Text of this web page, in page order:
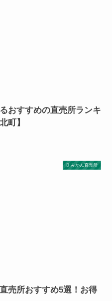
おすすめの直売所ランキ
町】
みかん直売所
売所おすすめ5選！お得